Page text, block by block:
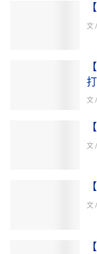
文 /
文 /
文 /
文 /